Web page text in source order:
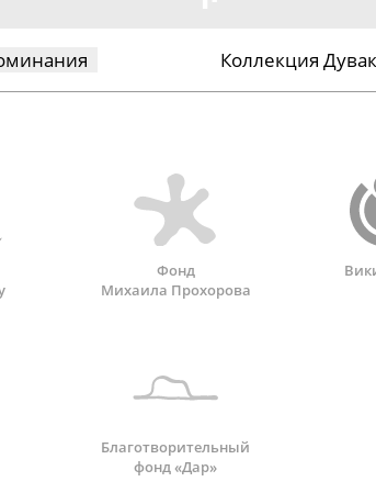
Коллекция
Фонд
Михаила Прохорова
Благотворительный
фонд «Дар»